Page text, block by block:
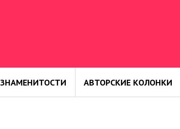
ЗНАМЕНИТОСТИ АВТОРСКИЕ КОЛОНКИ